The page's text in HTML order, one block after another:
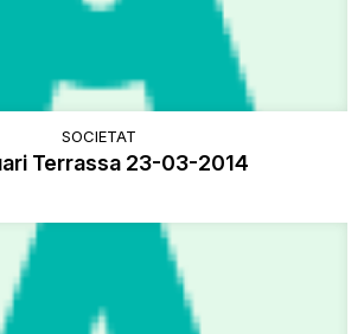
SOCIETAT
Terrassa 23-03-2014